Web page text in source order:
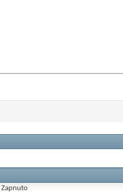
Zapnuto